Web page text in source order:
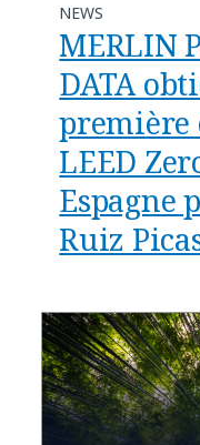
NEWS
MERLIN
DATA
LEED
Espagne
Ruiz